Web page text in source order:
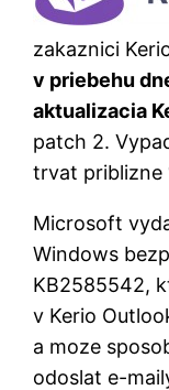
zakaznici
v priebehu
aktualizacia
patch 2.
trvat priblizne
Microsoft
Windows
KB2585542,
v Kerio
a moze
odoslat e-